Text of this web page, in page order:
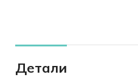
Детали